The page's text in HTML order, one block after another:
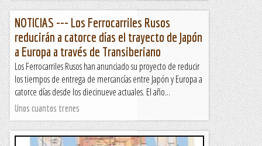
NOTICIAS --- Los Ferrocarriles Rusos
reducirán a catorce días el trayecto de Japón
a Europa a través de Transiberiano
Los Ferrocarriles Rusos han anunciado su proyecto de reducir
los tiempos de entrega de mercancías entre Japón y Europa a
catorce días desde los diecinueve actuales. El año...
Unos cuantos trenes